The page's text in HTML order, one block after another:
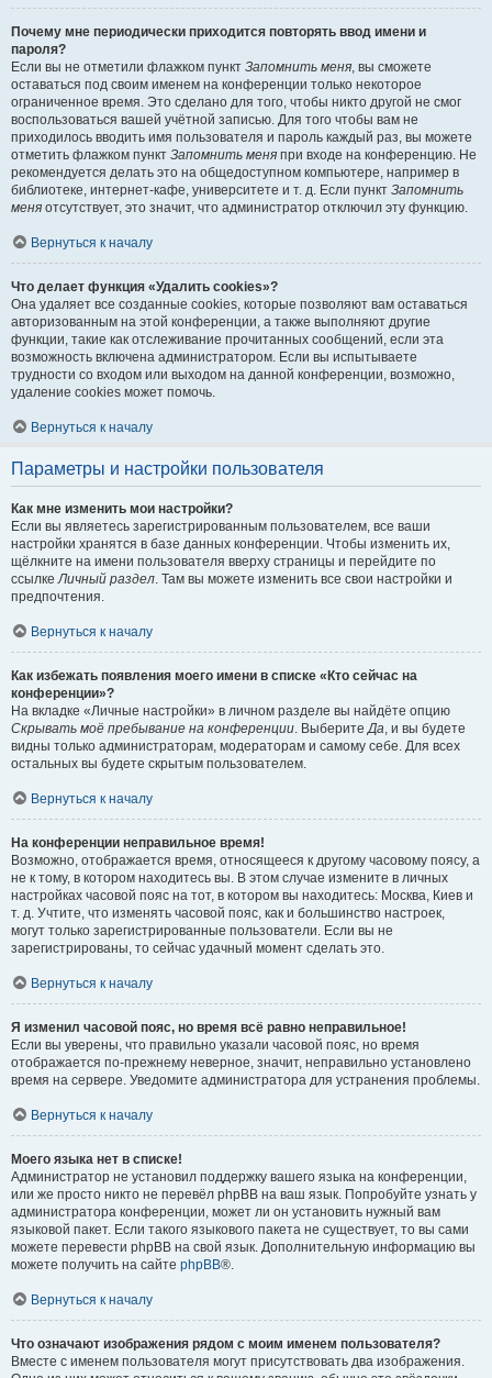
Почему мне периодически приходится повторять ввод имени и
пароля?
Если вы не отметили флажком пункт Запомнить меня, вы сможете
оставаться под своим именем на конференции только некоторое
ограниченное время. Это сделано для того, чтобы никто другой не смог
воспользоваться вашей учётной записью. Для того чтобы вам не
приходилось вводить имя пользователя и пароль каждый раз, вы можете
отметить флажком пункт Запомнить меня при входе на конференцию. Не
рекомендуется делать это на общедоступном компьютере, например в
библиотеке, интернет-кафе, университете и т. д. Если пункт Запомнить
меня отсутствует, это значит, что администратор отключил эту функцию.
Вернуться к началу
Что делает функция «Удалить cookies»?
Она удаляет все созданные cookies, которые позволяют вам оставаться
авторизованным на этой конференции, а также выполняют другие
функции, такие как отслеживание прочитанных сообщений, если эта
возможность включена администратором. Если вы испытываете
трудности со входом или выходом на данной конференции, возможно,
удаление cookies может помочь.
Вернуться к началу
Параметры и настройки пользователя
Как мне изменить мои настройки?
Если вы являетесь зарегистрированным пользователем, все ваши
настройки хранятся в базе данных конференции. Чтобы изменить их,
щёлкните на имени пользователя вверху страницы и перейдите по
ссылкеЛичный раздел. Там вы можете изменить все свои настройки и
предпочтения.
Вернуться к началу
Как избежать появления моего имени в списке «Кто сейчас на
конференции»?
На вкладке «Личные настройки» в личном разделе вы найдёте опцию
Скрывать моё пребывание на конференции. ВыберитеДа, и вы будете
видны только администраторам, модераторам и самому себе. Для всех
остальных вы будете скрытым пользователем.
Вернуться к началу
На конференции неправильное время!
Возможно, отображается время, относящееся к другому часовому поясу, а
не к тому, в котором находитесь вы. В этом случае измените в личных
настройках часовой пояс на тот, в котором вы находитесь: Москва, Киев и
т. д. Учтите, что изменять часовой пояс, как и большинство настроек,
могут только зарегистрированные пользователи. Если вы не
зарегистрированы, то сейчас удачный момент сделать это.
Вернуться к началу
Я изменил часовой пояс, но время всё равно неправильное!
Если вы уверены, что правильно указали часовой пояс, но время
отображается по-прежнему неверное, значит, неправильно установлено
время на сервере. Уведомите администратора для устранения проблемы.
Вернуться к началу
Моего языка нет в списке!
Администратор не установил поддержку вашего языка на конференции,
или же просто никто не перевёл phpBB на ваш язык. Попробуйте узнать у
администратора конференции, может ли он установить нужный вам
языковой пакет. Если такого языкового пакета не существует, то вы сами
можете перевести phpBB на свой язык. Дополнительную информацию вы
можете получить на сайте phpBB®.
Вернуться к началу
Что означают изображения рядом с моим именем пользователя?
Вместе с именем пользователя могут присутствовать два изображения.